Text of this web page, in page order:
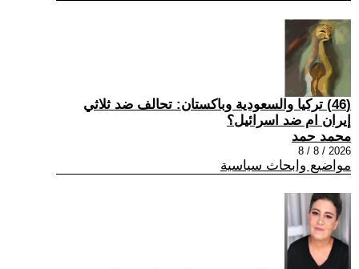
(46) تركيا والسعودية وباكستان: تحالف ضد ثلاثي
إيران ام ضد اسرائيل؟
محمد حمد
2026 / 8 / 8
مواضيع وابحاث سياسية